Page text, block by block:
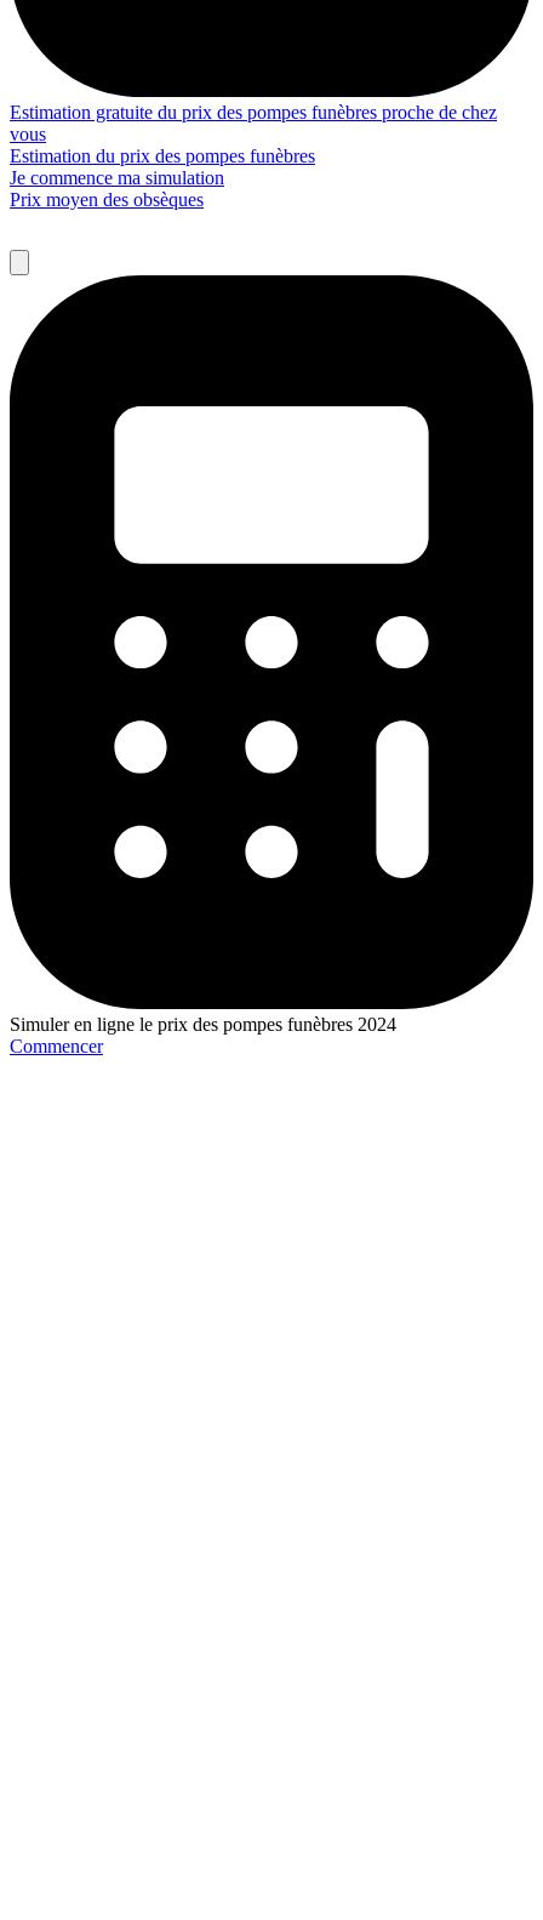
Estimation gratuite du prix des pompes funèbres proche de chez
vous
Estimation du prix des pompes funèbres
Je commence ma simulation
Prix moyen des obsèques
Simuler en ligne le prix des pompes funèbres 2024
Commencer